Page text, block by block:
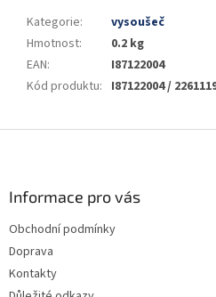
Kategorie:
vysoušeč
Hmotnost:
0.2 kg
EAN:
I87122004
Kód produktu: I87122004 /
Informace pro vás
Obchodní podmínky
Doprava
Kontakty